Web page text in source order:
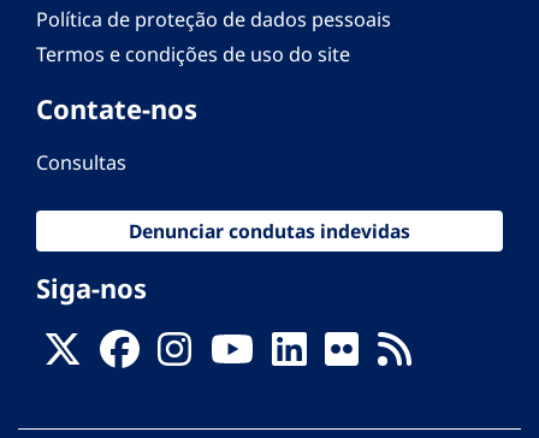
Política de proteção de dados pessoais
Termos e condições de uso do site
Contate-nos
Consultas
Denunciar condutas indevidas
Siga-nos